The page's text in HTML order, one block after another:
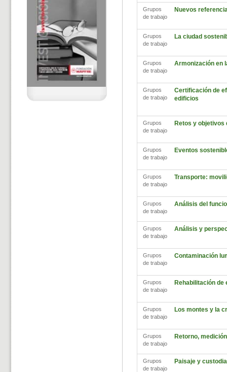
Grupos
de trabajo
Nuevos
Grupos
de trabajo
La ciudad
Grupos
de trabajo
Armonización en
Grupos
de trabajo
Certificación de
edificios
Grupos
de trabajo
Retos y objetivos
Grupos
de trabajo
Eventos
Grupos
de trabajo
Transporte:
Grupos
de trabajo
Análisis del
Grupos
de trabajo
Análisis y
Grupos
de trabajo
Contaminación
Grupos
de trabajo
Rehabilitación
Grupos
de trabajo
Los montes y la
Grupos
de trabajo
Retorno,
Grupos
de trabajo
Paisaje y